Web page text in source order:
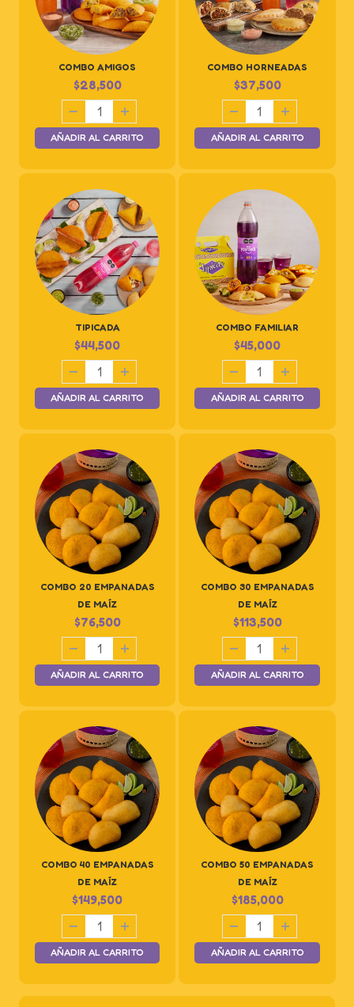
COMBO AMIGOS
$28,500
AÑADIR AL CARRITO
COMBO HORNEADAS
$37,500
AÑADIR AL CARRITO
TIPICADA
$44,500
AÑADIR AL CARRITO
COMBO FAMILIAR
$45,000
AÑADIR AL CARRITO
COMBO 20 EMPANADAS
DE MAÍZ
$76,500
AÑADIR AL CARRITO
COMBO 30 EMPANADAS
DE MAÍZ
$113,500
AÑADIR AL CARRITO
COMBO 40 EMPANADAS
DE MAÍZ
$149,500
AÑADIR AL CARRITO
COMBO 50 EMPANADAS
DE MAÍZ
$185,000
AÑADIR AL CARRITO